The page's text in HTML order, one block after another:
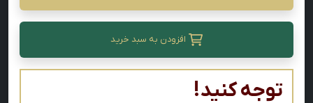
افزودن به سبد خرید
توجه کنید!